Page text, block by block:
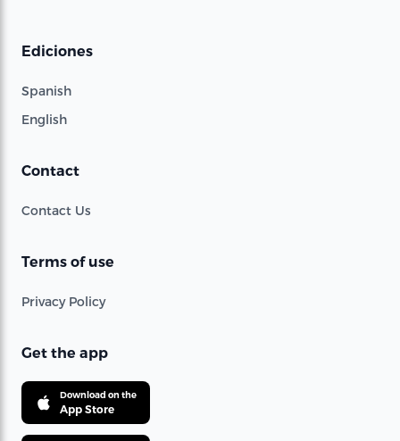
Ediciones
Spanish
English
Contact
Contact Us
Terms of use
Privacy Policy
Get the app
Download on the
App Store